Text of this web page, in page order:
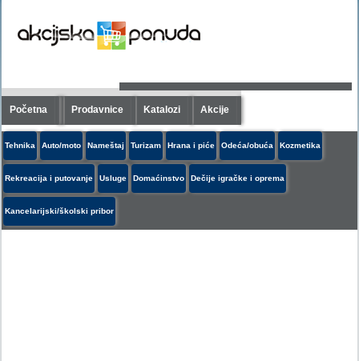
Početna Prodavnice Katalozi Akcije
Tehnika Auto/moto Nameštaj Turizam Hrana i piće Odeća/obuća Kozmetika
Rekreacija i putovanje Usluge Domaćinstvo Dečije igračke i oprema
Kancelarijski/školski pribor